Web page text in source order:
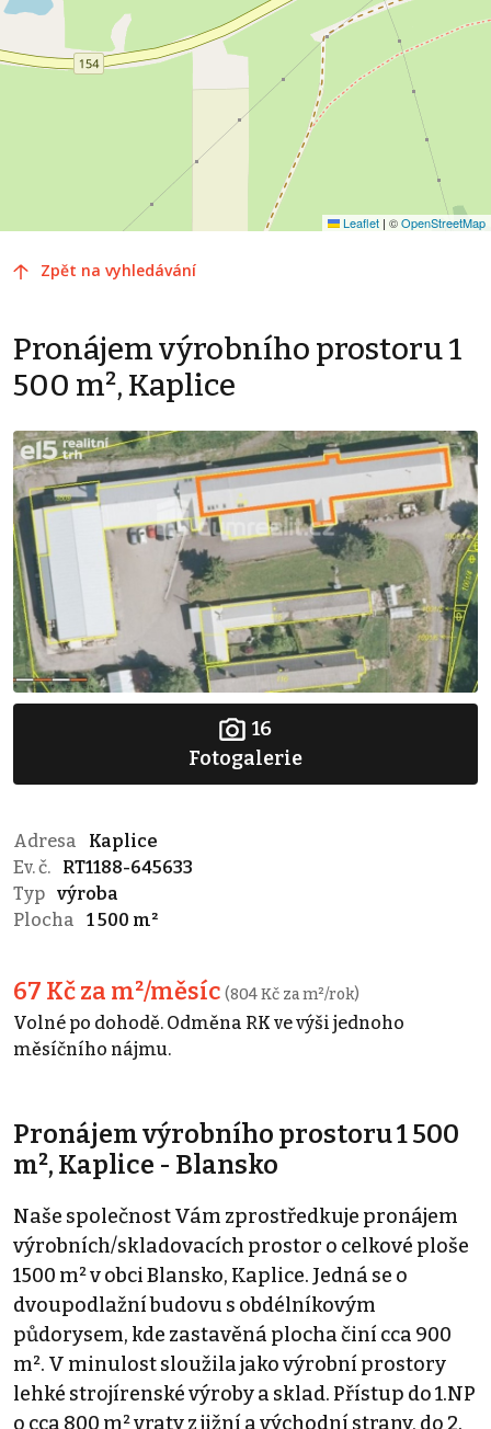
Leaflet | ©OpenStreetMap
Zpět na vyhledávání
Pronájem výrobního prostoru 1
500 m², Kaplice
16
Fotogalerie
Adresa
Kaplice
Ev. č.
RT1188-645633
Typ výroba
Plocha
1 500 m²
67 Kč za m²/měsíc (804 Kč za m²/rok)
Volné po dohodě. Odměna RK ve výši jednoho
měsíčního nájmu.
Pronájem výrobního prostoru 1 500
m², Kaplice - Blansko
Naše společnost Vám zprostředkuje pronájem
výrobních/skladovacích prostor o celkové ploše
1500 m² v obci Blansko, Kaplice. Jedná se o
dvoupodlažní budovu s obdélníkovým
půdorysem, kde zastavěná plocha činí cca 900
m². V minulost sloužila jako výrobní prostory
lehké strojírenské výroby a sklad. Přístup do 1.NP
o cca 800 m² vraty z jižní a východní strany, do 2.